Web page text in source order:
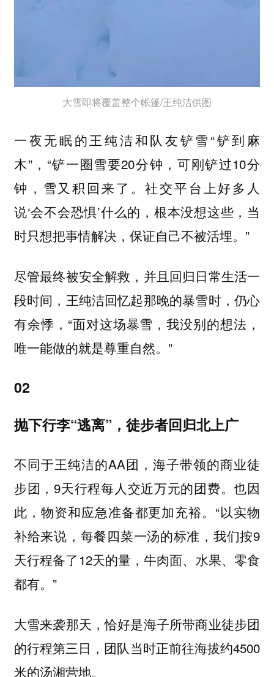
大雪即将覆盖整个帐篷/王纯洁供图
一夜无眠的王纯洁和队友铲雪“铲到麻
木”，“铲一圈雪要20分钟，可刚铲过10分
钟，雪又积回来了。社交平台上好多人
说‘会不会恐惧’什么的，根本没想这些，当
时只想把事情解决，保证自己不被活埋。”
尽管最终被安全解救，并且回归日常生活一
段时间，王纯洁回忆起那晚的暴雪时，仍心
有余悸，“面对这场暴雪，我没别的想法，
唯一能做的就是尊重自然。”
02
抛下行李“逃离”，徒步者回归北上广
不同于王纯洁的AA团，海子带领的商业徒
步团，9天行程每人交近万元的团费。也因
此，物资和应急准备都更加充裕。“以实物
补给来说，每餐四菜一汤的标准，我们按9
天行程备了12天的量，牛肉面、水果、零食
都有。”
大雪来袭那天，恰好是海子所带商业徒步团
的行程第三日，团队当时正前往海拔约4500
米的汤湘营地。